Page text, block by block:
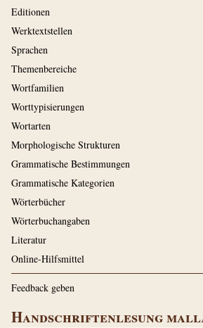
Editionen
Werktextstellen
Sprachen
Themenbereiche
Wortfamilien
Worttypisierungen
Wortarten
Morphologische Strukturen
Grammatische Bestimmungen
Grammatische Kategorien
Wörterbücher
Wörterbuchangaben
Literatur
Online-Hilfsmittel
Feedback geben
Handschriftenlesung